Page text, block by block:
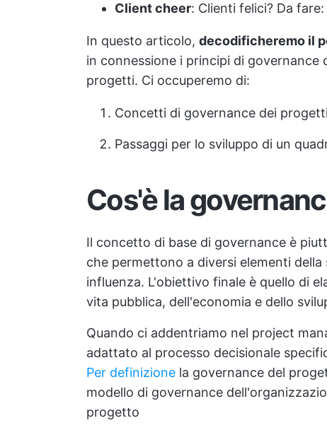
Client cheer: Clienti felici? Da
In questo articolo, decodificheremo il
in connessione i principi di
progetti. Ci occuperemo di:
Concetti di governance dei progetti
Passaggi per lo sviluppo di un
Cos'è la
Il concetto di base di governance è
che permettono a diversi elementi
influenza. L'obiettivo finale è quello di
vita pubblica, dell'economia e dello
Quando ci addentriamo nel project
adattato al processo decisionale
Per definizione la governance del
modello di governance
progetto